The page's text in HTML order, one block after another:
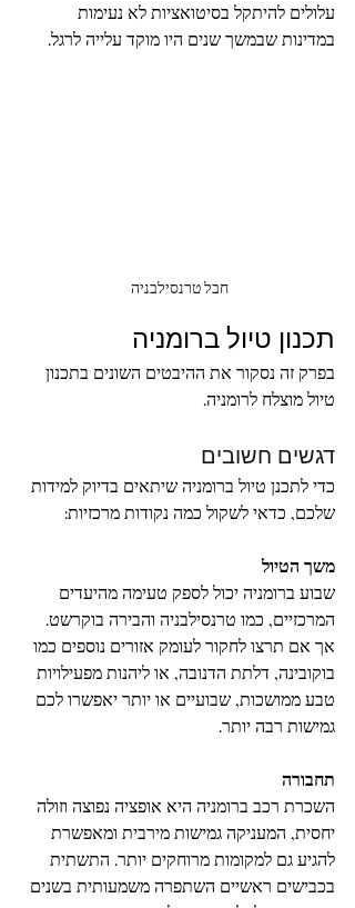
עלולים להיתקל בסיטואציות לא נעימות
במדינות שבמשך שנים היו מוקד עלייה לרגל.
חבל טרנסילבניה
תכנון טיול ברומניה
בפרק זה נסקור את ההיבטים השונים בתכנון
טיול מוצלח לרומניה.
דגשים חשובים
כדי לתכנן טיול ברומניה שיתאים בדיוק למידות
שלכם, כדאי לשקול כמה נקודות מרכזיות:
משך הטיול
שבוע ברומניה יכול לספק טעימה מהיעדים
המרכזיים, כמו טרנסילבניה והבירה בוקרשט.
אך אם תרצו לחקור לעומק אזורים נוספים כמו
בוקובינה, דלתת הדנובה, או ליהנות מפעילויות
טבע ממושכות, שבועיים או יותר יאפשרו לכם
גמישות רבה יותר.
תחבורה
השכרת רכב ברומניה היא אופציה נפוצה וזולה
יחסית, המעניקה גמישות מירבית ומאפשרת
להגיע גם למקומות מרוחקים יותר. התשתית
בכבישים ראשיים השתפרה משמעותית בשנים